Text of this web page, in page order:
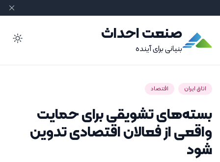
صنعت احداث
بنیانی برای آینده
اتاق ایران اقتصاد
بسته‌های تشویقی برای حمایت
واقعی از فعالان اقتصادی تدوین
شود